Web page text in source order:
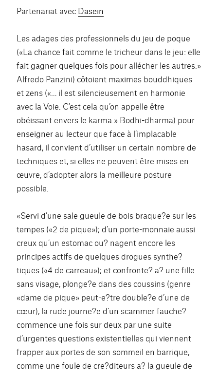
Partenariat avec Dasein
Les adages des professionnels du jeu de poque
(«La chance fait comme le tricheur dans le jeu: elle
fait gagner quelques fois pour allécher les autres.»
Alfredo Panzini) côtoient maximes bouddhiques
et zens («… il est silencieusement en harmonie
avec la Voie. C’est cela qu’on appelle être
obéissant envers le karma.» Bodhi-dharma) pour
enseigner au lecteur que face à l’implacable
hasard, il convient d’utiliser un certain nombre de
techniques et, si elles ne peuvent être mises en
œuvre, d’adopter alors la meilleure posture
possible.
«Servi d’une sale gueule de bois braque?e sur les
tempes («2 de pique»); d’un porte-monnaie aussi
creux qu’un estomac ou? nagent encore les
principes actifs de quelques drogues synthe?
tiques («4 de carreau»); et confronte? a? une fille
sans visage, plonge?e dans des coussins (genre
«dame de pique» peut-e?tre double?e d’une de
cœur), la rude journe?e d’un scammer fauche?
commence une fois sur deux par une suite
d’urgentes questions existentielles qui viennent
frapper aux portes de son sommeil en barrique,
comme une foule de cre?diteurs a? la gueule de